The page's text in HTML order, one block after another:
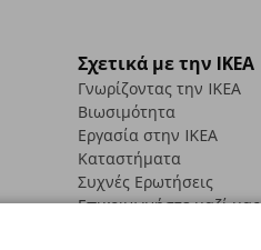
Σχετικά με την IKEA
Γνωρίζοντας την IKEA
Βιωσιμότητα
Εργασία στην IKEA
Καταστήματα
Συχνές Ερωτήσεις
Επικοινωνήστε μαζί μας